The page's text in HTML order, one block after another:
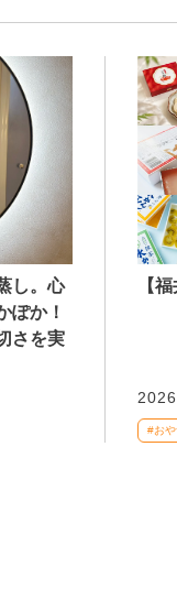
し。心
ぽか！
さを実
【
#お